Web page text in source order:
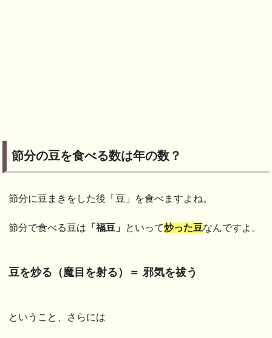
節分の豆を食べる数は年の数？
節分に豆まきをした後「豆」を食べますよね。
節分で食べる豆は 「福豆」 といって炒った豆なんですよ。
豆を炒る（魔目を射る）＝ 邪気を祓う
ということ、さらには